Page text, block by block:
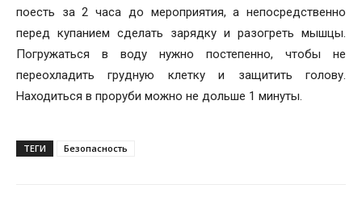
поесть за 2 часа до мероприятия, а непосредственно
перед купанием сделать зарядку и разогреть мышцы.
Погружаться в воду нужно постепенно, чтобы не
переохладить грудную клетку и защитить голову.
Находиться в проруби можно не дольше 1 минуты.
ТЕГИ Безопасность